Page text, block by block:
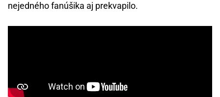
nejedného fanúšika aj prekvapilo.